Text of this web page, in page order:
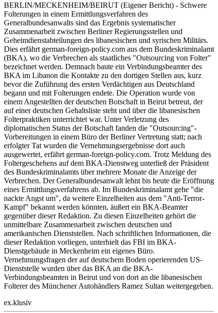
BERLIN/MECKENHEIM/BEIRUT (Eigener Bericht) - Schwere
Folterungen in einem Ermittlungsverfahren des
Generalbundesanwalts sind das Ergebnis systematischer
Zusammenarbeit zwischen Berliner Regierungsstellen und
Geheimdienstabteilungen des libanesischen und syrischen Militärs.
Dies erfährt german-foreign-policy.com aus dem Bundeskriminalamt
(BKA), wo die Verbrechen als staatliches "Outsourcing von Folter"
bezeichnet werden. Demnach baute ein Verbindungsbeamter des
BKA im Libanon die Kontakte zu den dortigen Stellen aus, kurz
bevor die Zuführung des ersten Verdächtigen aus Deutschland
begann und mit Folterungen endete. Die Operation wurde von
einem Angestellten der deutschen Botschaft in Beirut betreut, der
auf einer deutschen Gehaltsliste steht und über die libanesischen
Folterpraktiken unterrichtet war. Unter Verletzung des
diplomatischen Status der Botschaft fanden die "Outsourcing"-
Vorbereitungen in einem Büro der Berliner Vertretung statt; nach
erfolgter Tat wurden die Vernehmungsergebnisse dort auch
ausgewertet, erfährt german-foreign-policy.com. Trotz Meldung des
Foltergeschehens auf dem BKA-Dienstweg unterließ der Präsident
des Bundeskriminalamts über mehrere Monate die Anzeige der
Verbrechen. Der Generalbundesanwalt lehnt bis heute die Eröffnung
eines Ermittlungsverfahrens ab. Im Bundeskriminalamt gehe "die
nackte Angst um", da weitere Einzelheiten aus dem "Anti-Terror-
Kampf" bekannt werden könnten, äußert ein BKA-Beamter
gegenüber dieser Redaktion. Zu diesen Einzelheiten gehört die
unmittelbare Zusammenarbeit zwischen deutschen und
amerikanischen Dienststellen. Nach schriftlichen Informationen, die
dieser Redaktion vorliegen, unterhielt das FBI im BKA-
Dienstgebäude in Meckenheim ein eigenes Büro.
Vernehmungsfragen der auf deutschem Boden operierenden US-
Dienststelle wurden über das BKA an die BKA-
Verbindungsbeamten in Beirut und von dort an die libanesischen
Folterer des Münchener Autohändlers Ramez Sultan weitergegeben.
ex.klusiv